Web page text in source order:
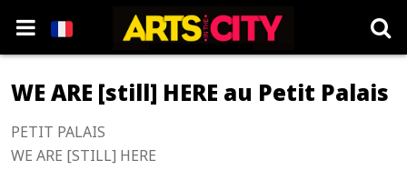
WE ARE [still] HERE au Petit Palais
PETIT PALAIS
WE ARE [STILL] HERE